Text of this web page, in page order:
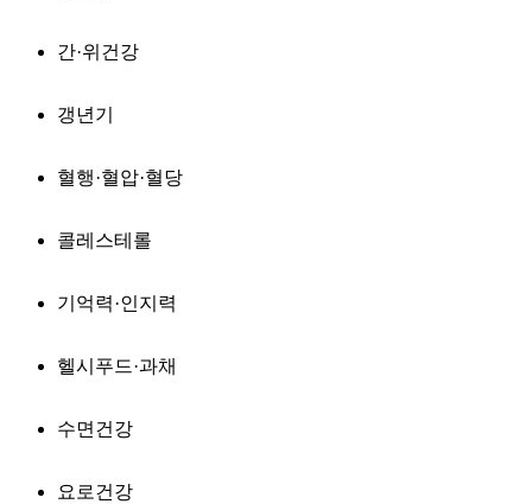
간·위건강
갱년기
혈행·혈압·혈당
콜레스테롤
기억력·인지력
헬시푸드·과채
수면건강
요로건강